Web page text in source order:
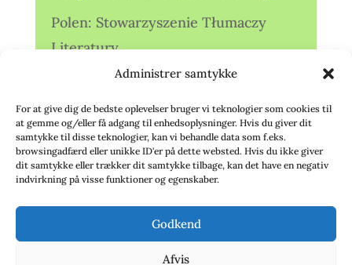
Administrer samtykke
For at give dig de bedste oplevelser bruger vi teknologier som cookies til
at gemme og/eller få adgang til enhedsoplysninger. Hvis du giver dit
samtykke til disse teknologier, kan vi behandle data som f.eks.
browsingadfærd eller unikke ID'er på dette websted. Hvis du ikke giver
dit samtykke eller trækker dit samtykke tilbage, kan det have en negativ
indvirkning på visse funktioner og egenskaber.
Godkend
Afvis
Polen: Stowarzyszenie Tłumaczy
Literatury
Storbritannien: Translators
Association (TA)
Sverige: Översättarsektionen (Ö.)
Sverige: Översättarcentrum (ÖC)
deutschsprachiger Übersetzer (VdÜ)